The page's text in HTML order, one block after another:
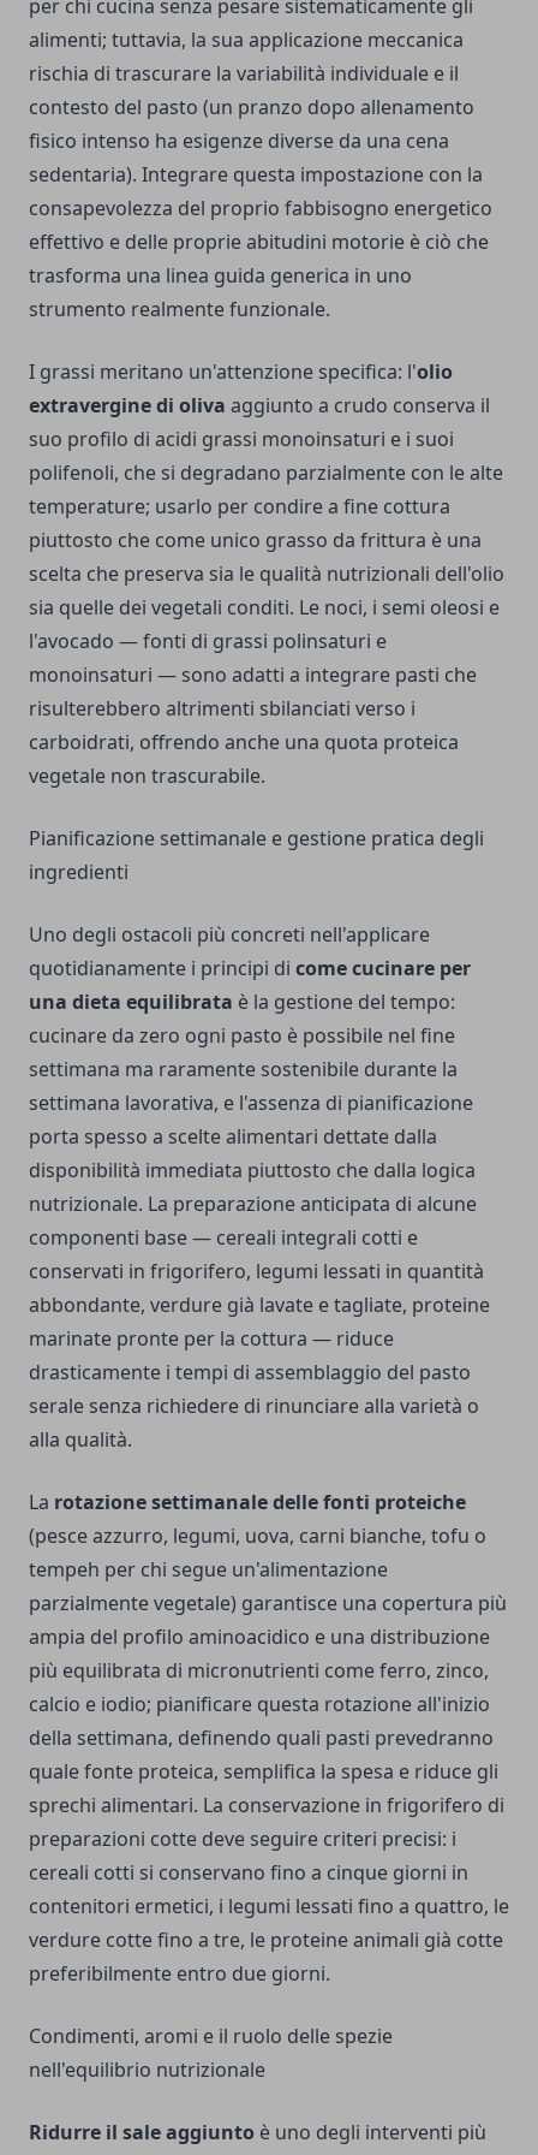
per chi cucina senza pesare sistematicamente gli
alimenti; tuttavia, la sua applicazione meccanica
rischia di trascurare la variabilità individuale e il
contesto del pasto (un pranzo dopo allenamento
fisico intenso ha esigenze diverse da una cena
sedentaria). Integrare questa impostazione con la
consapevolezza del proprio fabbisogno energetico
effettivo e delle proprie abitudini motorie è ciò che
trasforma una linea guida generica in uno
strumento realmente funzionale.
I grassi meritano un'attenzione specifica: l'olio
extravergine di oliva aggiunto a crudo conserva il
suo profilo di acidi grassi monoinsaturi e i suoi
polifenoli, che si degradano parzialmente con le alte
temperature; usarlo per condire a fine cottura
piuttosto che come unico grasso da frittura è una
scelta che preserva sia le qualità nutrizionali dell'olio
sia quelle dei vegetali conditi. Le noci, i semi oleosi e
l'avocado — fonti di grassi polinsaturi e
monoinsaturi — sono adatti a integrare pasti che
risulterebbero altrimenti sbilanciati verso i
carboidrati, offrendo anche una quota proteica
vegetale non trascurabile.
Pianificazione settimanale e gestione pratica degli
ingredienti
Uno degli ostacoli più concreti nell'applicare
quotidianamente i principi di come cucinare per
una dieta equilibrata è la gestione del tempo:
cucinare da zero ogni pasto è possibile nel fine
settimana ma raramente sostenibile durante la
settimana lavorativa, e l'assenza di pianificazione
porta spesso a scelte alimentari dettate dalla
disponibilità immediata piuttosto che dalla logica
nutrizionale. La preparazione anticipata di alcune
componenti base — cereali integrali cotti e
conservati in frigorifero, legumi lessati in quantità
abbondante, verdure già lavate e tagliate, proteine
marinate pronte per la cottura — riduce
drasticamente i tempi di assemblaggio del pasto
serale senza richiedere di rinunciare alla varietà o
alla qualità.
La rotazione settimanale delle fonti proteiche
(pesce azzurro, legumi, uova, carni bianche, tofu o
tempeh per chi segue un'alimentazione
parzialmente vegetale) garantisce una copertura più
ampia del profilo aminoacidico e una distribuzione
più equilibrata di micronutrienti come ferro, zinco,
calcio e iodio; pianificare questa rotazione all'inizio
della settimana, definendo quali pasti prevedranno
quale fonte proteica, semplifica la spesa e riduce gli
sprechi alimentari. La conservazione in frigorifero di
preparazioni cotte deve seguire criteri precisi: i
cereali cotti si conservano fino a cinque giorni in
contenitori ermetici, i legumi lessati fino a quattro, le
verdure cotte fino a tre, le proteine animali già cotte
preferibilmente entro due giorni.
Condimenti, aromi e il ruolo delle spezie
nell'equilibrio nutrizionale
Ridurre il sale aggiunto è uno degli interventi più